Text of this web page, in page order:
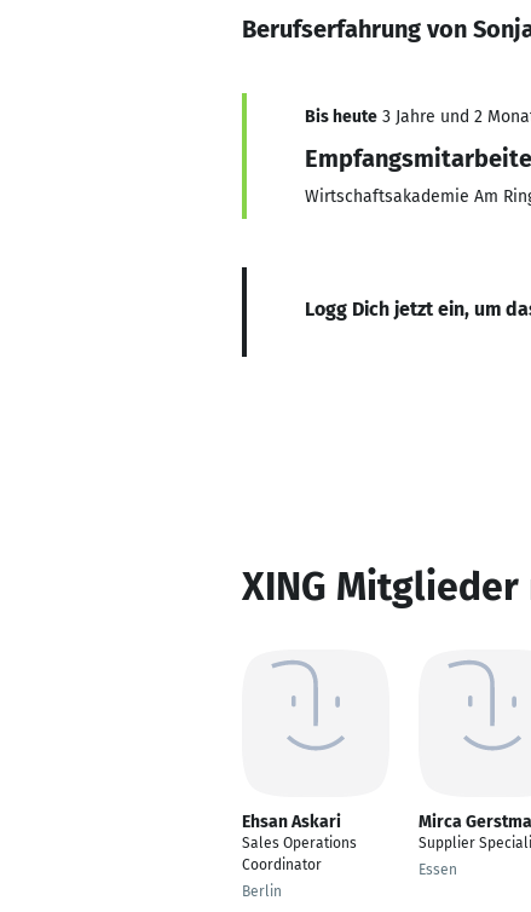
Berufserfahrung von
Bis heute 3 Jahre und 2
Wirtschaftsakademie Am
Logg Dich jetzt ein, um
XING
Ehsan Askari
Sales Operations
Coordinator
Berlin
Mirca
Supplier
Essen